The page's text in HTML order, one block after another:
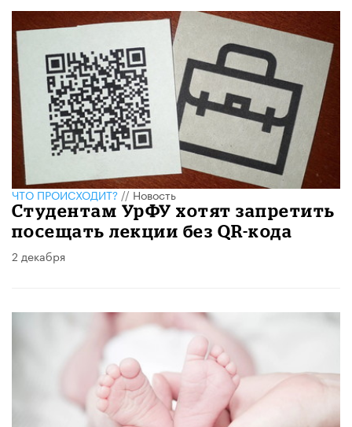
ЧТО ПРОИСХОДИТ?//Новость
Студентам УрФУ хотят запретить
посещать лекции без QR-кода
2 декабря